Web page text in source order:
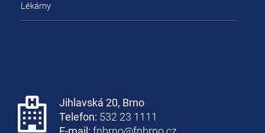
Lékárny
Jihlavská 20, Brno
Telefon: 532 23 1111